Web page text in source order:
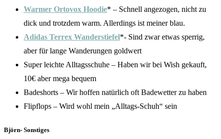
Warmer Ortovox Hoodie* – Schnell angezogen, nicht zu
dick und trotzdem warm. Allerdings ist meiner blau.
Adidas Terrex Wanderstiefel*- Sind zwar etwas sperrig,
aber für lange Wanderungen goldwert
Super leichte Alltagsschuhe – Haben wir bei Wish gekauft,
10€ aber mega bequem
Badeshorts – Wir hoffen natürlich oft Badewetter zu haben
Flipflops – Wird wohl mein „Alltags-Schuh“ sein
Björn- Sonstiges